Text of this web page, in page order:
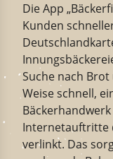
Die App
Kunden
Suche nach
Weise schnell,
Internetauftritte
verlinkt. Das